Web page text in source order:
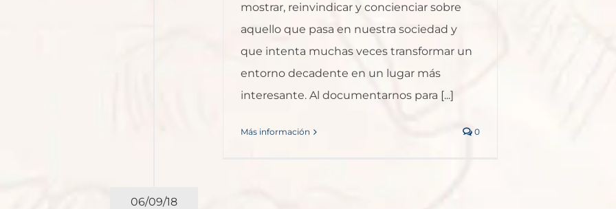
mostrar, reinvindicar y concienciar sobre
aquello que pasa en nuestra sociedad y
que intenta muchas veces transformar un
entorno decadente en un lugar más
interesante. Al documentarnos para [...]
Más información 0
06/09/18